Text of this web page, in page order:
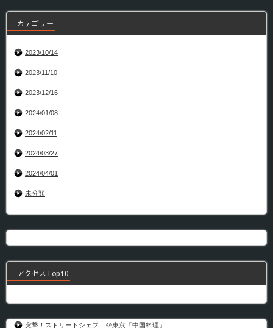
カテゴリー
2023/10/14
2023/11/10
2023/12/16
2024/01/08
2024/02/11
2024/03/27
2024/04/01
未分類
アクセスTop10
突撃！ストリートシェフ ＠東京「中国料理」